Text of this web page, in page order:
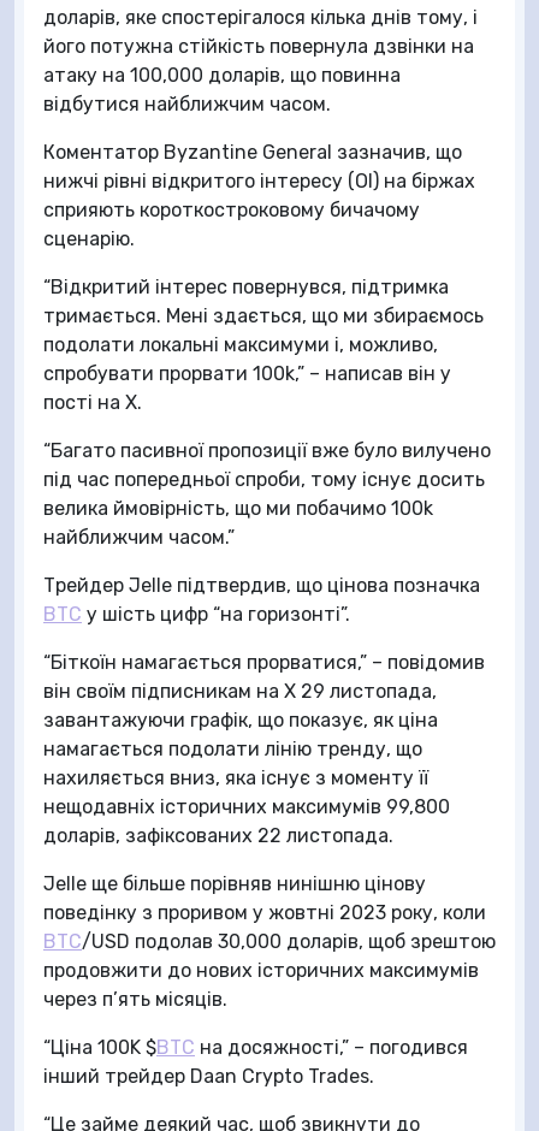
доларів, яке спостерігалося кілька днів тому, і
його потужна стійкість повернула дзвінки на
атаку на 100,000 доларів, що повинна
відбутися найближчим часом.
Коментатор Byzantine General зазначив, що
нижчі рівні відкритого інтересу (OI) на біржах
сприяють короткостроковому бичачому
сценарію.
“Відкритий інтерес повернувся, підтримка
тримається. Мені здається, що ми збираємось
подолати локальні максимуми і, можливо,
спробувати прорвати 100k,” – написав він у
пості на X.
“Багато пасивної пропозиції вже було вилучено
під час попередньої спроби, тому існує досить
велика ймовірність, що ми побачимо 100k
найближчим часом.”
Трейдер Jelle підтвердив, що цінова позначка
BTC у шість цифр “на горизонті”.
“Біткоїн намагається прорватися,” – повідомив
він своїм підписникам на X 29 листопада,
завантажуючи графік, що показує, як ціна
намагається подолати лінію тренду, що
нахиляється вниз, яка існує з моменту її
нещодавніх історичних максимумів 99,800
доларів, зафіксованих 22 листопада.
Jelle ще більше порівняв нинішню цінову
поведінку з проривом у жовтні 2023 року, коли
BTC/USD подолав 30,000 доларів, щоб зрештою
продовжити до нових історичних максимумів
через п’ять місяців.
“Ціна 100K $BTC на досяжності,” – погодився
інший трейдер Daan Crypto Trades.
“Це займе деякий час, щоб звикнути до